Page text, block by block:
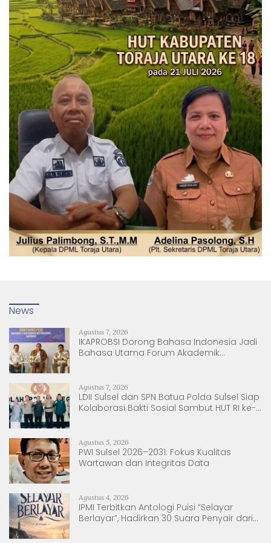
News
Agustus 7, 2026
IKAPROBSI Dorong Bahasa Indonesia Jadi
Bahasa Utama Forum Akademik
Agustus 7, 2026
LDII Sulsel dan SPN Batua Polda Sulsel Siap
Kolaborasi Bakti Sosial Sambut HUT RI ke-
Agustus 5, 2026
PWI Sulsel 2026–2031: Fokus Kualitas
Wartawan dan Integritas Data
Agustus 4, 2026
IPMI Terbitkan Antologi Puisi “Selayar
Berlayar”, Hadirkan 30 Suara Penyair dari